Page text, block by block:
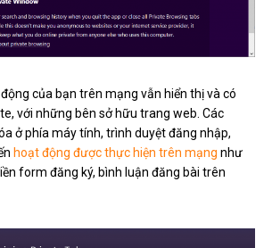
của bạn trên mạng vẫn hiển thị và có
với những bên sở hữu trang web. Các
ở phía máy tính, trình duyệt đăng nhập,
hoạt động được thực hiện trên mạng như
form đăng ký, bình luận đăng bài trên